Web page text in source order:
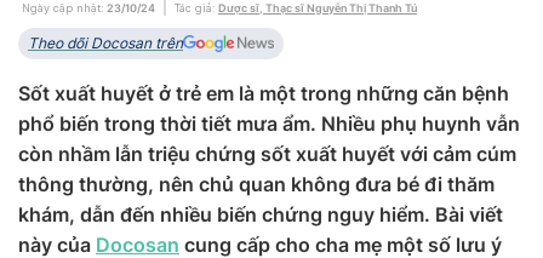
Ngày cập nhật: 23/10/24 Tác giả: Dược sĩ, Thạc sĩ Nguyễn Thị Thanh Tú
Theo dõi Docosan trên
Sốt xuất huyết ở trẻ em là một trong những căn bệnh
phổ biến trong thời tiết mưa ẩm. Nhiều phụ huynh vẫn
còn nhầm lẫn triệu chứng sốt xuất huyết với cảm cúm
thông thường, nên chủ quan không đưa bé đi thăm
khám, dẫn đến nhiều biến chứng nguy hiểm. Bài viết
này của Docosan cung cấp cho cha mẹ một số lưu ý